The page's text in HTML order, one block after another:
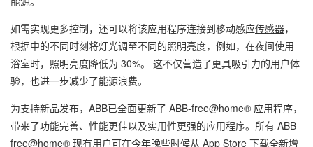
如需实现更多控制，还可以将该应用程序连接到移动感应传感器，
根据中的不同时刻将灯光调至不同的照明亮度，例如，在夜间使用
浴室时，照明亮度降低为 30%。 这不仅营造了更具吸引力的用户体
验，也进一步减少了能源浪费。
为支持新品发布，ABB已全面更新了 ABB-free@home® 应用程序，
带来了功能完善、性能更佳以及实用性更强的应用程序。所有 ABB-
free@home® 现有用户可在今年晚些时候从 App Store 下载全新增